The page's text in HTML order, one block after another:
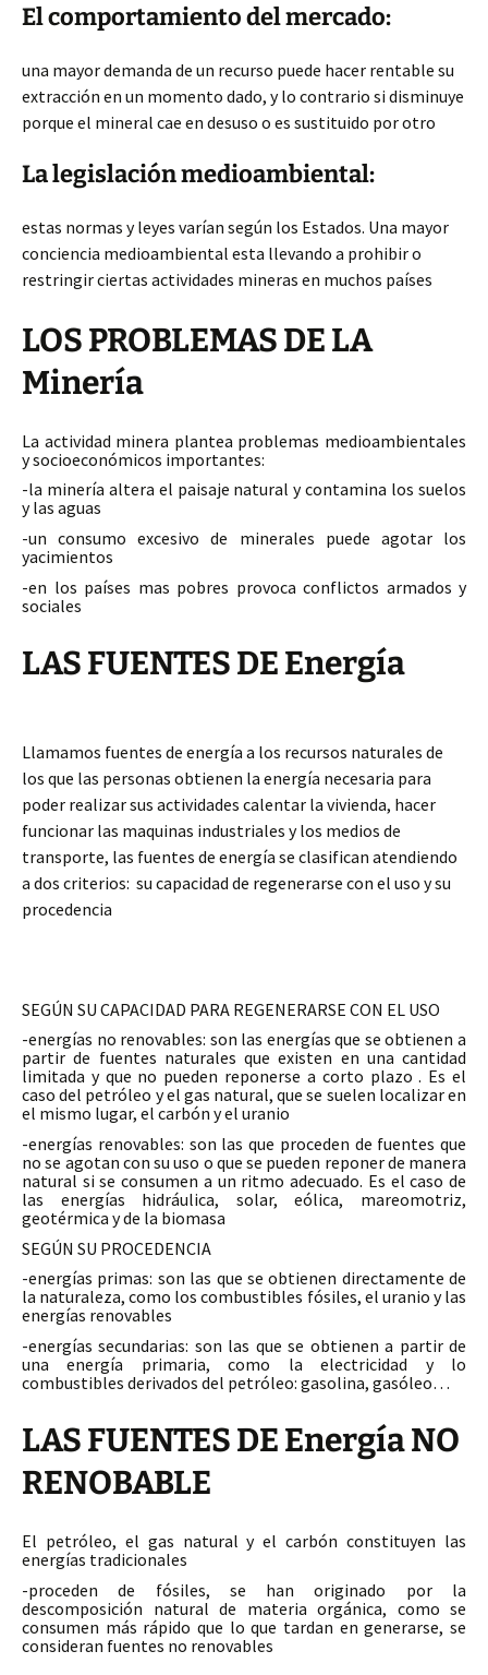
El comportamiento del mercado:
una mayor demanda de un recurso puede hacer rentable su
extracción en un momento dado, y lo contrario si disminuye
porque el mineral cae en desuso o es sustituido por otro
La legislación medioambiental:
estas normas y leyes varían según los Estados. Una mayor
conciencia medioambiental esta llevando a prohibir o
restringir ciertas actividades mineras en muchos países
LOS PROBLEMAS DE LA
Minería
La actividad minera plantea problemas medioambientales
y socioeconómicos importantes:
-la minería altera el paisaje natural y contamina los suelos
y las aguas
-un consumo excesivo de minerales puede agotar los
yacimientos
-en los países mas pobres provoca conflictos armados y
sociales
LAS FUENTES DE Energía
Llamamos fuentes de energía a los recursos naturales de
los que las personas obtienen la energía necesaria para
poder realizar sus actividades calentar la vivienda, hacer
funcionar las maquinas industriales y los medios de
transporte, las fuentes de energía se clasifican atendiendo
a dos criterios: su capacidad de regenerarse con el uso y su
procedencia
SEGÚN SU CAPACIDAD PARA REGENERARSE CON EL USO
-energías no renovables: son las energías que se obtienen a
partir de fuentes naturales que existen en una cantidad
limitada y que no pueden reponerse a corto plazo . Es el
caso del petróleo y el gas natural, que se suelen localizar en
el mismo lugar, el carbón y el uranio
-energías renovables: son las que proceden de fuentes que
no se agotan con su uso o que se pueden reponer de manera
natural si se consumen a un ritmo adecuado. Es el caso de
las energías hidráulica, solar, eólica, mareomotriz,
geotérmica y de la biomasa
SEGÚN SU PROCEDENCIA
-energías primas: son las que se obtienen directamente de
la naturaleza, como los combustibles fósiles, el uranio y las
energías renovables
-energías secundarias: son las que se obtienen a partir de
una energía primaria, como la electricidad y lo
combustibles derivados del petróleo: gasolina, gasóleo…
LAS FUENTES DE Energía NO
RENOBABLE
El petróleo, el gas natural y el carbón constituyen las
energías tradicionales
-proceden de fósiles, se han originado por la
descomposición natural de materia orgánica, como se
consumen más rápido que lo que tardan en generarse, se
consideran fuentes no renovables